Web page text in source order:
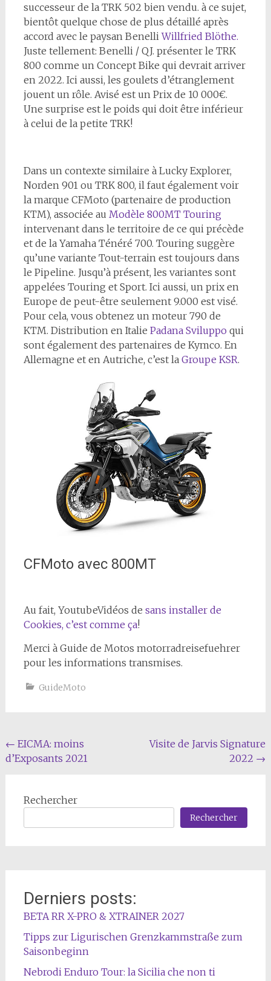
successeur de la TRK 502 bien vendu. à ce sujet,
bientôt quelque chose de plus détaillé après
accord avec le paysan BenelliWillfried Blöthe.
Juste tellement: Benelli / QJ. présenter le TRK
800 comme un Concept Bike qui devrait arriver
en 2022. Ici aussi, les goulets d’étranglement
jouent un rôle. Avisé est un Prix de 10 000€.
Une surprise est le poids qui doit être inférieur
à celui de la petite TRK!
Dans un contexte similaire à Lucky Explorer,
Norden 901 ou TRK 800, il faut également voir
la marque CFMoto (partenaire de production
KTM), associée au Modèle 800MT Touring
intervenant dans le territoire de ce qui précède
et de la Yamaha Ténéré 700. Touring suggère
qu’une variante Tout-terrain est toujours dans
le Pipeline. Jusqu’à présent, les variantes sont
appelées Touring et Sport. Ici aussi, un prix en
Europe de peut-être seulement 9.000 est visé.
Pour cela, vous obtenez un moteur 790 de
KTM. Distribution en Italie Padana Sviluppo qui
sont également des partenaires de Kymco. En
Allemagne et en Autriche, c’est la Groupe KSR.
CFMoto avec 800MT
Au fait, YoutubeVidéos de sans installer de
Cookies, c’est comme ça!
Merci à Guide de Motos motorradreisefuehrer
pour les informations transmises.
GuideMoto
Navigation
de
← EICMA: moins
d’Exposants 2021
Visite de Jarvis Signature
2022 →
Rechercher
Rechercher
Derniers posts:
BETA RR X-PRO & XTRAINER 2027
Tipps zur Ligurischen Grenzkammstraße zum
Saisonbeginn
Nebrodi Enduro Tour: la Sicilia che non ti